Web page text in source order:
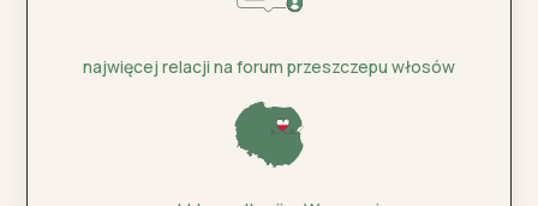
najwięcej relacji na forum przeszczepu włosów